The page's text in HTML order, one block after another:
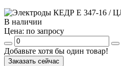
В наличии
Цена: по запросу
Добавьте хотя бы один товар!
Заказать сейчас